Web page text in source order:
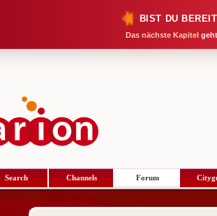
BIST DU
Das nächste Kapitel
Search Channels Forum